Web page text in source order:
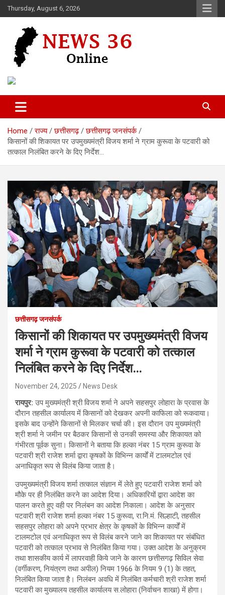
Skip
to
Thursday, August 6, 2026
News 36
Home राज्य छत्तीसगढ़
छत्तीसगढ़ जनसंपर्क
किसानों की शिकायत पर उपमुख्यमंत्री विजय शर्मा ने ग्राम कुरूवा के पटवारी को
तत्काल निलंबित करने के दिए निर्देश…
छत्तीसगढ़ जनसंपर्क
किसानों की शिकायत पर उपमुख्यमंत्री विजय
शर्मा ने ग्राम कुरूवा के पटवारी को तत्काल
निलंबित करने के दिए निर्देश…
November 24, 2025 News Desk
रायपुर:उप मुख्यमंत्री श्री विजय शर्मा ने अपने सहसपुर लोहारा के प्रवास के
दौरान तहसील कार्यालय में किसानों को देखकर अपनी काफिला को रूकवाया।
इसके बाद उन्होंने किसानों से मिलकर चर्चा की। इस दौरान उप मुख्यमंत्री
श्री शर्मा ने जमीन पर बैठकर किसानों से उनकी समस्या और शिकायत को
गंभीरता पूर्वक सुना। किसानों ने बताया कि हल्का नंबर 15 ग्राम कुरूवा के
पटवारी श्री राजेश शर्मा द्वारा कृषकों के विभिन्न कार्यों में टालमटोल एवं
अनाधिकृत रूप से विलंब किया जाता है।
उपमुख्यमंत्री विजय शर्मा तत्काल संज्ञान में लेते हुए पटवारी राजेश शर्मा को
मौके पर ही निलंबित करने का आदेश दिया। अधिकारियों द्वारा आदेश का
पालन करते हुए वही पर निलंबन का आदेश निकाला। आदेश के अनुसार
पटवारी श्री राजेश शर्मा हल्का नंबर 15 कुरूवा, रा.नि.मं. सिल्हाटी, तहसील
सहसपुर लोहारा को अपने प्रभार क्षेत्र के कृषकों के विभिन्न कार्यों में
टालमटोल एवं अनाधिकृत रूप से विलंब करने जाने का शिकायत पर संबंधित
पटवारी को तत्काल प्रभाव से निलंबित किया गया। उक्त आदेश के अनुक्रम
तथा शासकीय कार्य में लापरवाही किये जाने के कारण छत्तीसगढ़ सिविल सेवा
(वर्गीकरण, नियंत्रण तथा अपील) नियम 1966 के नियम 9 (1) के तहत,
निलंबित किया जाता है। निलंबन अवधि में निलंबित कर्मचारी श्री राजेश शर्मा
पटवारी का मुख्यालय तहसील कार्यालय स.लोहारा (निर्वाचन शाखा) में होगा।